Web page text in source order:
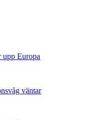
upp Europa
väntar